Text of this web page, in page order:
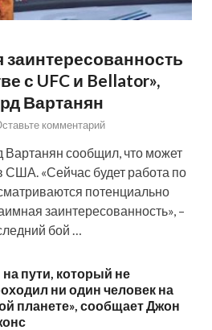
заинтересованность
с UFC и Bellator»,
Вартанян
комментарий
Вартанян сообщил, что может
США. «Сейчас будет работа по
потенциально
заинтересованность», –
бой …
на пути, который не
ни один человек на
планете», сообщает Джон